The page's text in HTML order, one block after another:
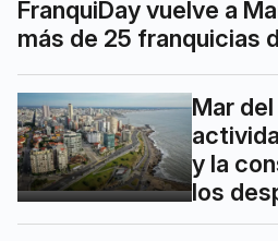
FranquiDay vuelve a
más de 25 franquicias
Mar
y la
los